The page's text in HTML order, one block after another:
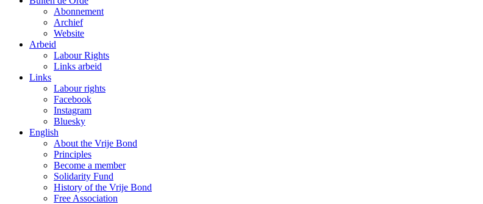
Abonnement
Archief
Website
Arbeid
Labour Rights
Links arbeid
Links
Labour rights
Facebook
Instagram
Bluesky
English
About the Vrije Bond
Principles
Become a member
Solidarity Fund
History of the Vrije Bond
Free Association